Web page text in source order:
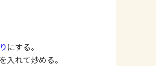
にする。
れて炒める。